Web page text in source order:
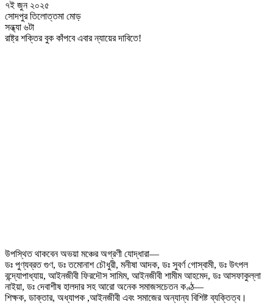
৭ই জুন ২০২৫
সোদপুর তিলোত্তমা মোড়
সন্ধ্যা ৬টা
রাষ্ট্র শক্তির বুক কাঁপবে এবার ন্যায়ের দাবিতে!
উপস্থিত থাকবেন অভয়া মঞ্চের অগ্রণী যোদ্ধারা—
ডঃ পুণ্যব্রত গুণ, ডঃ তমোনাশ চৌধুরী, মনীষা আদক, ডঃ সুবর্ণ গোস্বামী, ডঃ উৎপল
বন্দ্যোপাধ্যায়, আইনজীবী ফিরদৌস সামিম, আইনজীবী শামীম আহমেদ, ডঃ আসফাকুল্লা
নাইয়া, ডঃ দেবাশীষ হালদার সহ আরো অনেক সমাজসচেতন কণ্ঠ—
শিক্ষক, ডাক্তার, অধ্যাপক ,আইনজীবী এবং সমাজের অন্যান্য বিশিষ্ট ব্যক্তিত্ব।